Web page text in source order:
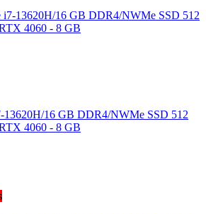
13620H/16 GB DDR4/NWMe SSD 512
4060 - 8 GB